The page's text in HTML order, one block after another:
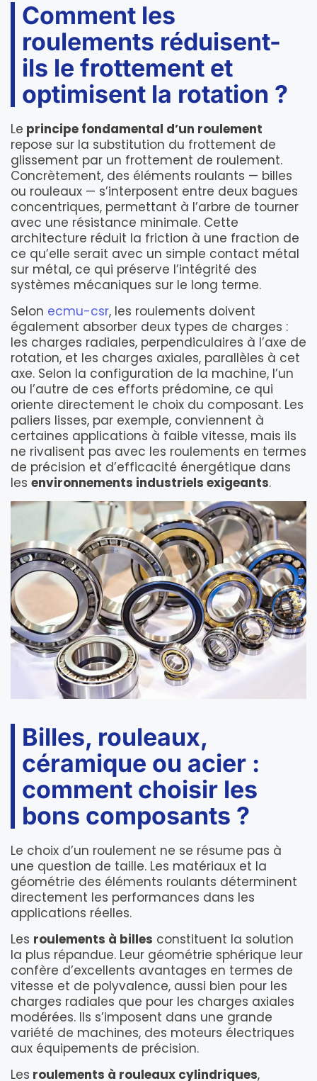
Comment les
roulements réduisent-
ils le frottement et
optimisent la rotation ?
Le principe fondamental d’un roulement
repose sur la substitution du frottement de
glissement par un frottement de roulement.
Concrètement, des éléments roulants — billes
ou rouleaux — s’interposent entre deux bagues
concentriques, permettant à l’arbre de tourner
avec une résistance minimale. Cette
architecture réduit la friction à une fraction de
ce qu’elle serait avec un simple contact métal
sur métal, ce qui préserve l’intégrité des
systèmes mécaniques sur le long terme.
Selon ecmu-csr, les roulements doivent
également absorber deux types de charges :
les charges radiales, perpendiculaires à l’axe de
rotation, et les charges axiales, parallèles à cet
axe. Selon la configuration de la machine, l’un
ou l’autre de ces efforts prédomine, ce qui
oriente directement le choix du composant. Les
paliers lisses, par exemple, conviennent à
certaines applications à faible vitesse, mais ils
ne rivalisent pas avec les roulements en termes
de précision et d’efficacité énergétique dans
les environnements industriels exigeants.
Billes, rouleaux,
céramique ou acier :
comment choisir les
bons composants ?
Le choix d’un roulement ne se résume pas à
une question de taille. Les matériaux et la
géométrie des éléments roulants déterminent
directement les performances dans les
applications réelles.
Les roulements à billes constituent la solution
la plus répandue. Leur géométrie sphérique leur
confère d’excellents avantages en termes de
vitesse et de polyvalence, aussi bien pour les
charges radiales que pour les charges axiales
modérées. Ils s’imposent dans une grande
variété de machines, des moteurs électriques
aux équipements de précision.
Les roulements à rouleaux cylindriques,